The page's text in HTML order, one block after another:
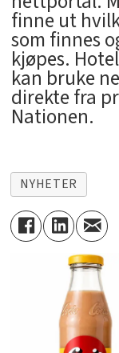
finne ut
som finnes
kjøpes.
kan bruke
direkte fra
Nationen.
NYHETER